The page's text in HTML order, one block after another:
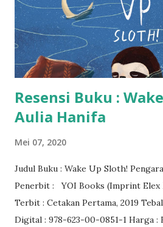
Resensi Buku :
Aulia Hanifa
Mei 07, 2020
Judul Buku : Wake Up Sloth!
Penerbit : YOI Books (Imprint Elex
Terbit : Cetakan Pertama, 2019
Digital : 978-623-00-0851-1 Harga :